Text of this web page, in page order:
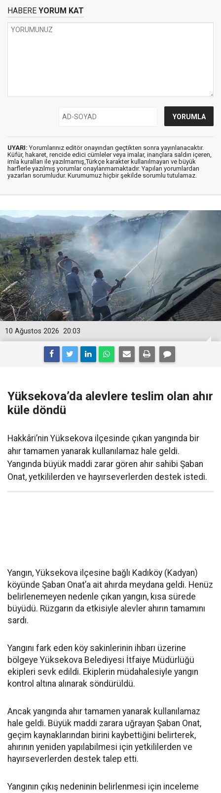
HABERE YORUM KAT
UYARI: Yorumlarınız editör onayından geçtikten sonra yayınlanacaktır.
Küfür, hakaret, rencide edici cümleler veya imalar, inançlara saldırı içeren,
imla kuralları ile yazılmamış,Türkçe karakter kullanılmayan ve büyük
harflerle yazılmış yorumlar onaylanmamaktadır. Yapılan yorumlardan
yazarları sorumludur. Kurumumuz hiçbir şekilde sorumlu tutulamaz.
20:03
10 Ağustos 2026
Yüksekova’da alevlere teslim olan ahır
küle döndü
Hakkâri’nin Yüksekova ilçesinde çıkan yangında bir
ahır tamamen yanarak kullanılamaz hale geldi.
Yangında büyük maddi zarar gören ahır sahibi Şaban
Onat, yetkililerden ve hayırseverlerden destek istedi.
Yangın, Yüksekova ilçesine bağlı Kadıköy (Kadyan)
köyünde Şaban Onat’a ait ahırda meydana geldi. Henüz
belirlenemeyen nedenle çıkan yangın, kısa sürede
büyüdü. Rüzgarın da etkisiyle alevler ahırın tamamını
sardı.
Yangını fark eden köy sakinlerinin ihbarı üzerine
bölgeye Yüksekova Belediyesi İtfaiye Müdürlüğü
ekipleri sevk edildi. Ekiplerin müdahalesiyle yangın
kontrol altına alınarak söndürüldü.
Ancak yangında ahır tamamen yanarak kullanılamaz
hale geldi. Büyük maddi zarara uğrayan Şaban Onat,
geçim kaynaklarından birini kaybettiğini belirterek,
ahırının yeniden yapılabilmesi için yetkililerden ve
hayırseverlerden destek talep etti.
Yangının çıkış nedeninin belirlenmesi için inceleme